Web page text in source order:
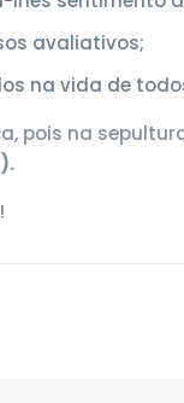
avaliativos;
na vida de
pois na